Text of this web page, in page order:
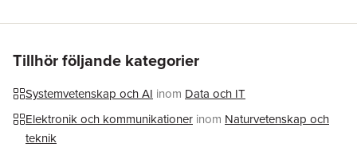
ISBN
9780824792893
Tillhör följande kategorier
Systemvetenskap och AI inom Data och IT
Elektronik och kommunikationer inom Naturvetenskap och
teknik